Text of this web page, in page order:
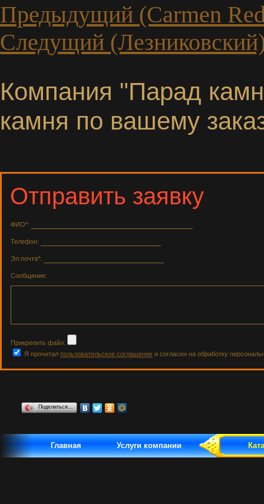
Предыдущий (Carmen
Следущий
Компания "Парад
камня по вашему
Отправить заявку
ФИО*:
Телефон:
Эл.почта*:
Сообщение:
Прикрепить файл:
Я прочитал пользовательское соглашение и согласен на обработку
Поделиться…
Главная Услуги компании